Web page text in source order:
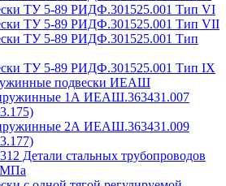
ТУ 5-89 РИДФ.301525.001 Тип VI
ТУ 5-89 РИДФ.301525.001 Тип VII
ТУ 5-89 РИДФ.301525.001 Тип
ТУ 5-89 РИДФ.301525.001 Тип IX
подвески ИЕАШ
1А ИЕАШ.363431.007
2А ИЕАШ.363431.009
Детали стальных трубопроводов
МПа